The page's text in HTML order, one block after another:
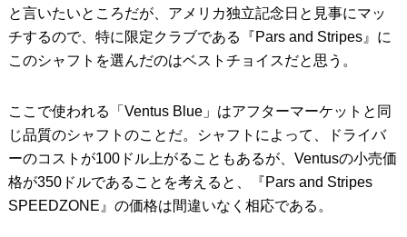
と言いたいところだが、アメリカ独立記念日と見事にマッ
チするので、特に限定クラブである『Pars and Stripes』に
このシャフトを選んだのはベストチョイスだと思う。
ここで使われる「Ventus Blue」はアフターマーケットと同
じ品質のシャフトのことだ。シャフトによって、ドライバ
ーのコストが100ドル上がることもあるが、Ventusの小売価
格が350ドルであることを考えると、『Pars and Stripes
SPEEDZONE』の価格は間違いなく相応である。